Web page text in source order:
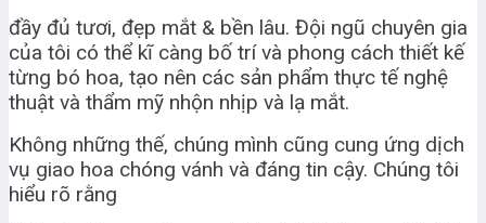
đầy đủ tươi, đẹp mắt & bền lâu. Đội ngũ chuyên gia
của tôi có thể kĩ càng bố trí và phong cách thiết kế
từng bó hoa, tạo nên các sản phẩm thực tế nghệ
thuật và thẩm mỹ nhộn nhịp và lạ mắt.
Không những thế, chúng mình cũng cung ứng dịch
vụ giao hoa chóng vánh và đáng tin cậy. Chúng tôi
hiểu rõ rằng